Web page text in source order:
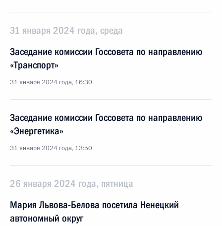
31 января 2024 года, среда
Заседание комиссии Госсовета по направлению
«Транспорт»
31 января 2024 года, 16:30
Заседание комиссии Госсовета по направлению
«Энергетика»
31 января 2024 года, 13:50
26 января 2024 года, пятница
Мария Львова-Белова посетила Ненецкий
автономный округ